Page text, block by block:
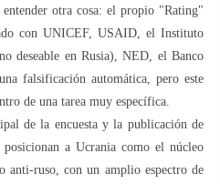
otra cosa: el propio "Rating"
con UNICEF, USAID, el Instituto
deseable en Rusia), NED, el Banco
falsificación automática, pero este
de una tarea muy específica.
de la encuesta y la publicación de
posicionan a Ucrania como el núcleo
anti-ruso, con un amplio espectro de